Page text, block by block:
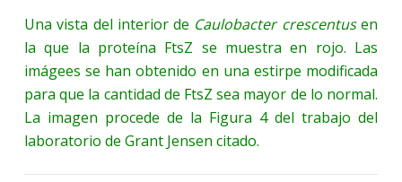
Una vista del interior de Caulobacter crescentusen
la que la proteína FtsZ se muestra en rojo. Las
imágees se han obtenido en una estirpe modificada
para que la cantidad de FtsZ sea mayor de lo normal.
La imagen procede de la Figura 4 del trabajo del
laboratorio de Grant Jensen citado.